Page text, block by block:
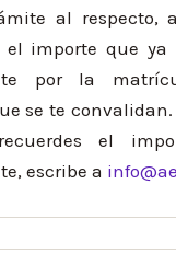
al respecto,
el importe que ya
por la
se te convalidan.
el
escribe a